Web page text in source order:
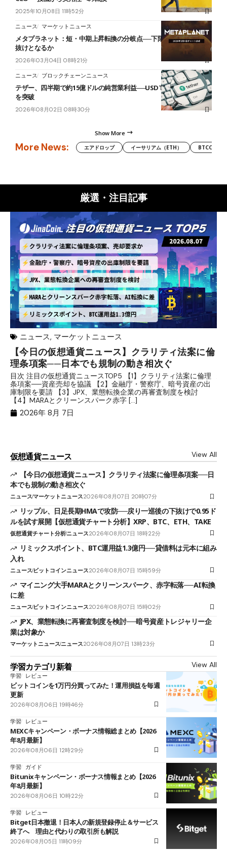
2025年10月08日 11時52分
ニュース マーケットニュース
メタプラネット：短・中期上昇転換の分岐点──下限維持し抵抗帯上
抜けとなるか
2026年03月04日 08時21分
ニュース ブロックチェーンニュース
テザー、四半期で約15億ドルの純営業利益──USDTのシェアは60%
を突破
2026年08月02日 08時30分
Show More
More News: エアドロップ イーサリアム（ETH） BTCC
厳選・注目記事
ニュース, マーケットニュース
【今日の仮想通貨ニュース】クラリティ法案に倫
理条項案──日本でも規制の動き相次ぐ
目次 注目の仮想通貨ニュースTOP5 【1】クラリティ法案に倫理
条項案──資産売却を協議 【2】金融庁・警察庁、暗号資産の出
庫制限を要請 【3】JPX、業態転換企業の再審査制度を検討
【4】MARAとクリーンスパーク赤字 […]
2026年 8月 7日
仮想通貨ニュース View All
【今日の仮想通貨ニュース】クラリティ法案に倫理条項案──日
本でも規制の動き相次ぐ
ニュースマーケットニュース2026年08月07日 20時07分
リップル、日足長期HMAで攻防──戻り一巡後の下抜けで0.95ド
ルを試す展開【仮想通貨チャート分析】XRP、BTC、ETH、TAKE
仮想通貨チャート分析ニュース2026年08月07日 18時22分
リミックスポイント、BTC運用益1.3億円──貸借料は元本に組み
入れ
ニュースビットコインニュース2026年08月07日 15時59分
マイニング大手MARAとクリーンスパーク、赤字転落──AI転換
に差
ニュースビットコインニュース2026年08月07日 15時02分
JPX、業態転換に再審査制度を検討──暗号資産トレジャリー企
業は対象か
マーケットニュースニュース2026年08月07日 13時23分
学習カテゴリ新着 View All
学習 レビュー
ビットコインを1万円分買ってみた！運用損益を毎週
更新
2026年08月06日 19時46分
学習 レビュー
MEXCキャンペーン・ボーナス情報総まとめ【2026
年8月最新】
2026年08月06日 12時29分
学習 ガイド
Bitunixキャンペーン・ボーナス情報まとめ【2026
年8月最新】
2026年08月06日 10時22分
学習 レビュー
Bitget日本撤退！日本人の新規登録停止＆サービス
終了へ 理由と代わりの取引所も解説
2026年08月05日 11時09分